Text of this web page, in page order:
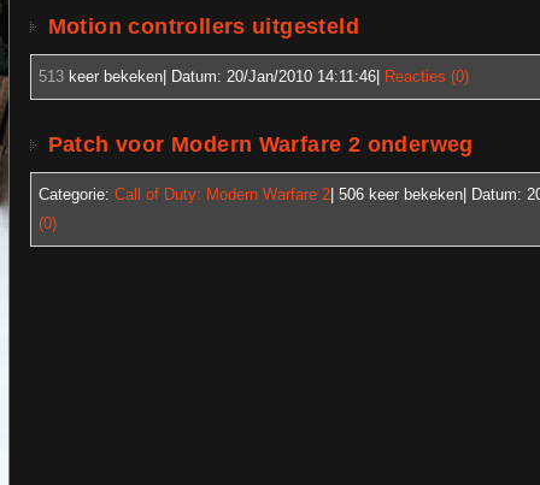
Motion controllers uitgesteld
513 keer bekeken| Datum: 20/Jan/2010 14:11:46| Reacties (0)
Patch voor Modern Warfare 2 onderweg
Categorie: Call of Duty: Modern Warfare 2| 506 keer bekeken| Datum:
(0)